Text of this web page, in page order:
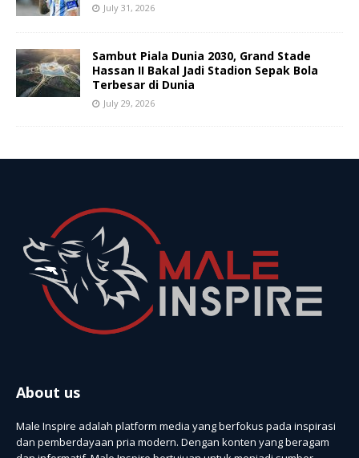
July 31, 2026
Sambut Piala Dunia 2030, Grand Stade
Hassan II Bakal Jadi Stadion Sepak Bola
Terbesar di Dunia
July 29, 2026
About us
Male Inspire adalah platform media yang berfokus pada inspirasi
dan pemberdayaan pria modern. Dengan konten yang beragam